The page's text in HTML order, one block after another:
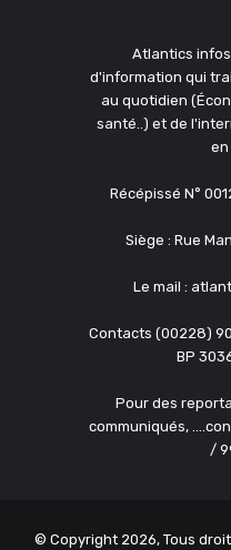
Atlantics
d'information qui
au quotidien
santé..) et de
en
Récépissé N°
Siège : Rue
Le mail :
Contacts (00228)
BP
Pour des
communiqués,
/
© Copyright 2026, Tous